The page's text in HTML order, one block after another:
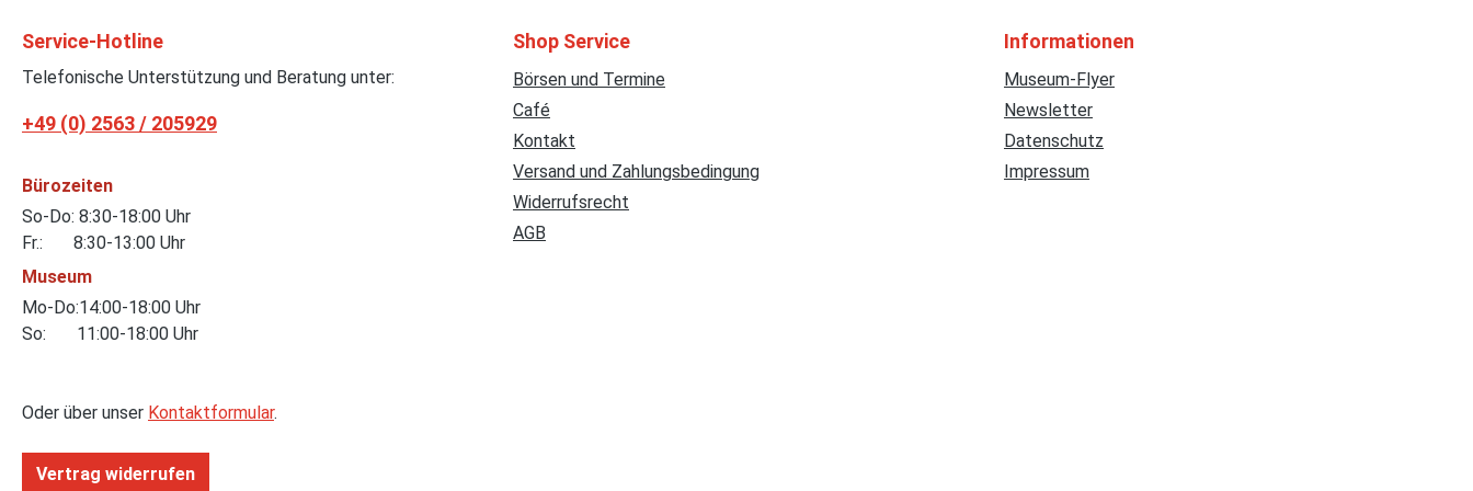
Service-Hotline
Telefonische Unterstützung und Beratung unter:
+49 (0) 2563 / 205929
Bürozeiten
So-Do: 8:30-18:00 Uhr
Fr.: 8:30-13:00 Uhr
Museum
Mo-Do:14:00-18:00 Uhr
So: 11:00-18:00 Uhr
Oder über unser Kontaktformular.
Vertrag widerrufen
Shop Service
Börsen und Termine
Café
Kontakt
Versand und Zahlungsbedingung
Widerrufsrecht
AGB
Informationen
Museum-Flyer
Newsletter
Datenschutz
Impressum